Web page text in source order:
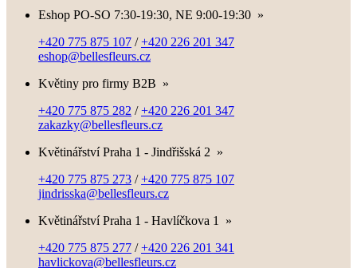
Eshop PO-SO 7:30-19:30, NE 9:00-19:30 »
+420 775 875 107 /+420 226 201 347
eshop@bellesfleurs.cz
Květiny pro firmy B2B »
+420 775 875 282 /+420 226 201 347
zakazky@bellesfleurs.cz
Květinářství Praha 1 - Jindřišská 2 »
+420 775 875 273 /+420 775 875 107
jindrisska@bellesfleurs.cz
Květinářství Praha 1 - Havlíčkova 1
»
+420 775 875 277 /+420 226 201 341
havlickova@bellesfleurs.cz